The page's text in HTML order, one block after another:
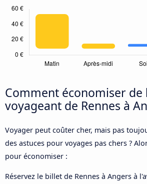
Comment économiser de
voyageant de Rennes à
Voyager peut coûter cher, mais pas
des astuces pour voyages pas chers ?
pour économiser :
Réservez le billet de Rennes à Angers à